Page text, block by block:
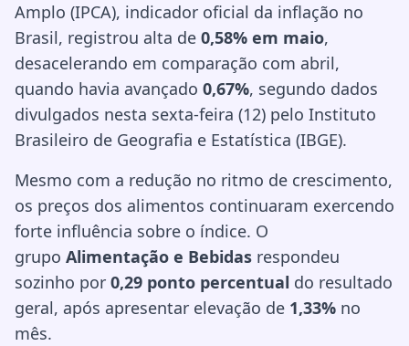
Amplo (IPCA), indicador oficial da inflação no
Brasil, registrou alta de 0,58% em maio,
desacelerando em comparação com abril,
quando havia avançado 0,67%, segundo dados
divulgados nesta sexta-feira (12) pelo Instituto
Brasileiro de Geografia e Estatística (IBGE).
Mesmo com a redução no ritmo de crescimento,
os preços dos alimentos continuaram exercendo
forte influência sobre o índice. O
grupo Alimentação e Bebidas respondeu
sozinho por 0,29 ponto percentual do resultado
geral, após apresentar elevação de 1,33% no
mês.